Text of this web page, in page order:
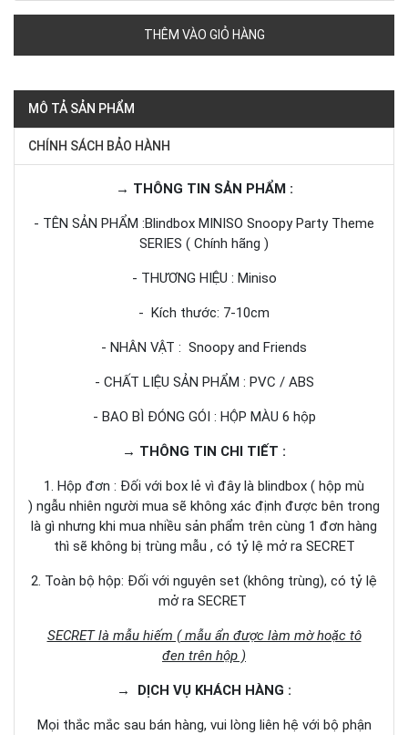
THÊM VÀO GIỎ HÀNG
MÔ TẢ SẢN PHẨM
CHÍNH SÁCH BẢO HÀNH
→ THÔNG TIN SẢN PHẨM :
- TÊN SẢN PHẨM :Blindbox MINISO Snoopy Party Theme
SERIES ( Chính hãng )
- THƯƠNG HIỆU : Miniso
- Kích thước: 7-10cm
- NHÂN VẬT : Snoopy and Friends
- CHẤT LIỆU SẢN PHẨM : PVC / ABS
- BAO BÌ ĐÓNG GÓI : HỘP MÀU 6 hộp
→ THÔNG TIN CHI TIẾT :
1. Hộp đơn : Đối với box lẻ vì đây là blindbox ( hộp mù
) ngẫu nhiên người mua sẽ không xác định được bên trong
là gì nhưng khi mua nhiều sản phẩm trên cùng 1 đơn hàng
thì sẽ không bị trùng mẫu , có tỷ lệ mở ra SECRET
2. Toàn bộ hộp: Đối với nguyên set (không trùng), có tỷ lệ
mở ra SECRET
SECRET là mẫu hiếm ( mẫu ẩn được làm mờ hoặc tô
đen trên hộp )
→ DỊCH VỤ KHÁCH HÀNG :
Mọi thắc mắc sau bán hàng, vui lòng liên hệ với bộ phận